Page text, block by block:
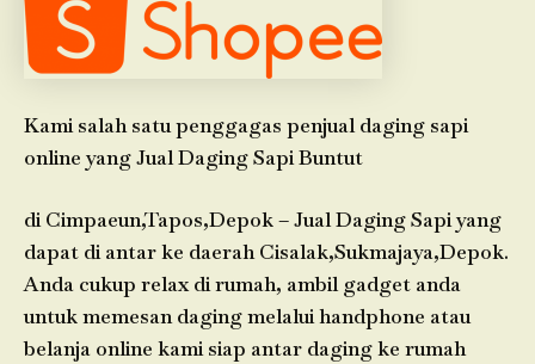
Kami salah satu penggagas penjual daging sapi
online yang Jual Daging Sapi Buntut
di Cimpaeun,Tapos,Depok – Jual Daging Sapi yang
dapat di antar ke daerah Cisalak,Sukmajaya,Depok.
Anda cukup relax di rumah, ambil gadget anda
untuk memesan daging melalui handphone atau
belanja online kami siap antar daging ke rumah